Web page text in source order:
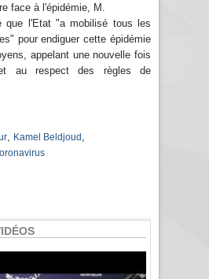
face à l'épidémie, M.
que l'Etat "a mobilisé tous les
pour endiguer cette épidémie
appelant une nouvelle fois
au respect des règles de
Kamel Beldjoud